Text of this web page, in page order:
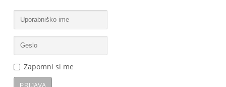
Zapomni si me
PRIJAVA